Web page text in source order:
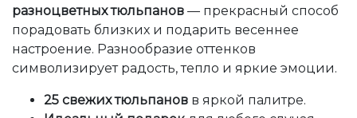
разноцветных тюльпанов — прекрасный способ
порадовать близких и подарить весеннее
настроение. Разнообразие оттенков
символизирует радость, тепло и яркие эмоции.
25 свежих тюльпанов в яркой палитре.